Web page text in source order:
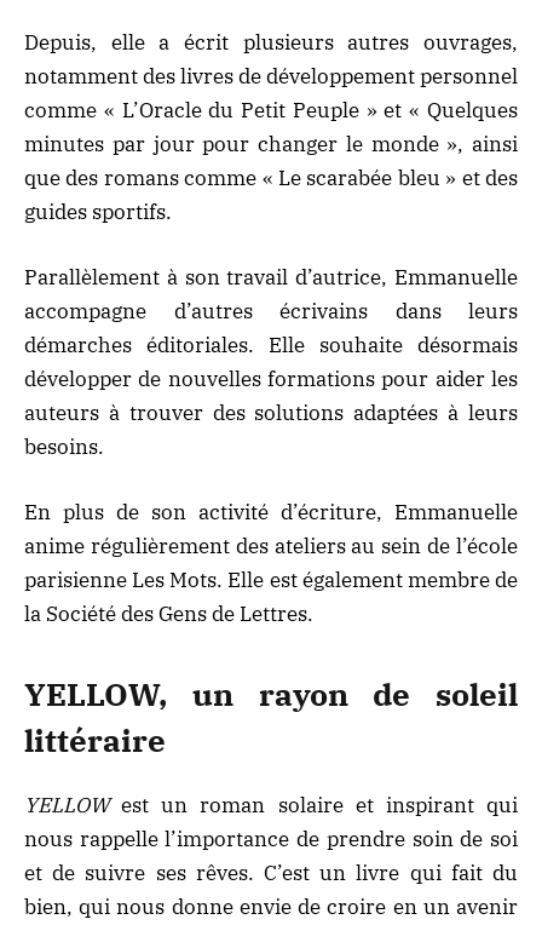
Depuis, elle a écrit plusieurs autres ouvrages,
notamment des livres de développement personnel
comme « L’Oracle du Petit Peuple » et « Quelques
minutes par jour pour changer le monde », ainsi
que des romans comme « Le scarabée bleu » et des
guides sportifs.
Parallèlement à son travail d’autrice, Emmanuelle
accompagne d’autres écrivains dans leurs
démarches éditoriales. Elle souhaite désormais
développer de nouvelles formations pour aider les
auteurs à trouver des solutions adaptées à leurs
besoins.
En plus de son activité d’écriture, Emmanuelle
anime régulièrement des ateliers au sein de l’école
parisienne Les Mots. Elle est également membre de
la Société des Gens de Lettres.
YELLOW, un rayon de soleil
littéraire
YELLOWest un roman solaire et inspirant qui
nous rappelle l’importance de prendre soin de soi
et de suivre ses rêves. C’est un livre qui fait du
bien, qui nous donne envie de croire en un avenir